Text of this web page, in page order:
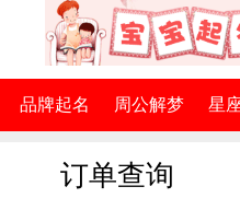
品牌起名 周公解梦 星
订单查询